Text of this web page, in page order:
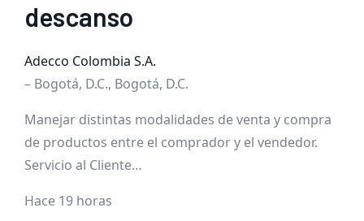
descanso
Adecco Colombia S.A.
– Bogotá, D.C., Bogotá, D.C.
Manejar distintas modalidades de venta y compra
de productos entre el comprador y el vendedor.
Servicio al Cliente…
Hace 19 horas